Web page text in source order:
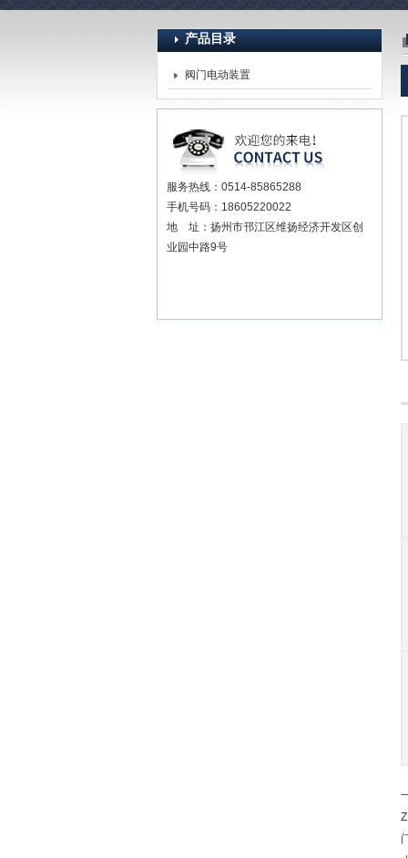
扬州贝尔阀门控制有限公司
产品目录
阀门电动装置
服务热线：0514-85865288
手机号码：18605220022
地 址：扬州市邗江区维扬经济开发区创
业园中路9号